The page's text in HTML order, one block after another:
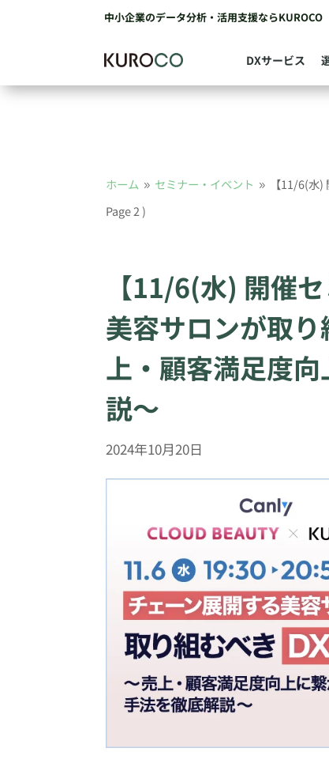
中小企業のデータ分析・活用支援ならKUROCO
DXサービス
ホーム 9 セミナー・イベント 9 【11/6(水
Page 2 )
【11/6(水) 開催
美容サロンが取
上・顧客満足度
説〜
2024年10月20日